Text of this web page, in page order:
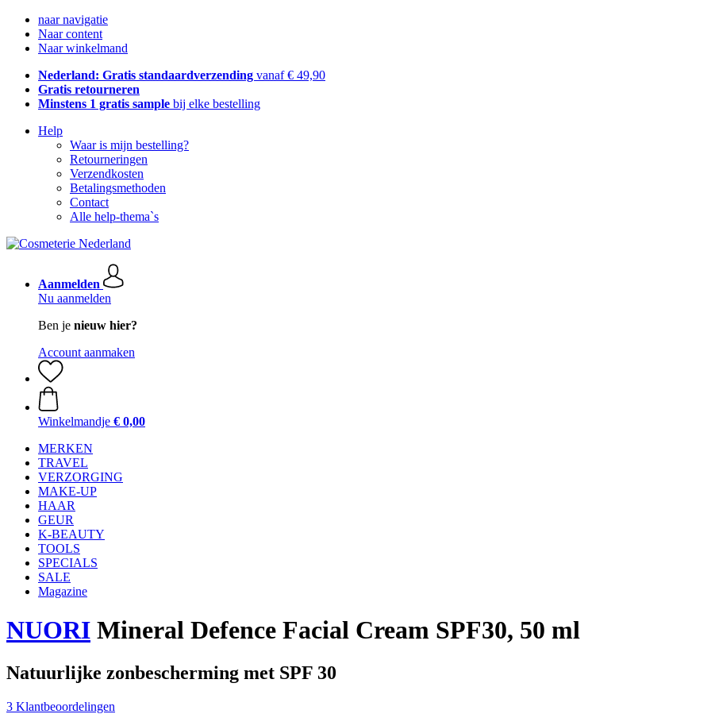
naar navigatie
Naar content
Naar winkelmand
Nederland: Gratis standaardverzending vanaf € 49,90
Gratis retourneren
Minstens 1 gratis sample bij elke bestelling
Help
Waar is mijn bestelling?
Retourneringen
Verzendkosten
Betalingsmethoden
Contact
Alle help-thema`s
Aanmelden
Nu aanmelden
Ben je nieuw hier?
Account aanmaken
Winkelmandje € 0,00
MERKEN
TRAVEL
VERZORGING
MAKE-UP
HAAR
GEUR
K-BEAUTY
TOOLS
SPECIALS
SALE
Magazine
NUORI Mineral Defence Facial Cream SPF30, 50 ml
Natuurlijke zonbescherming met SPF 30
3 Klantbeoordelingen